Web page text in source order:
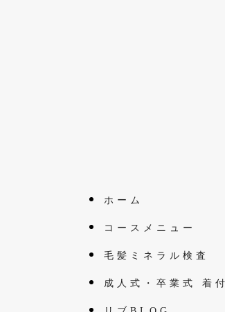
ホーム
コースメニュー
毛髪ミネラル検査
成人式・卒業式 着